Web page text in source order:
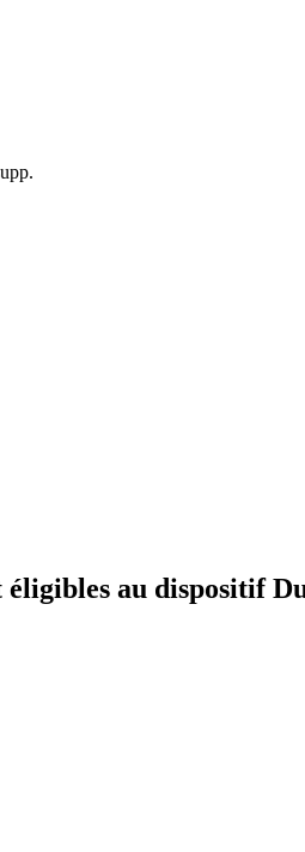
au dispositif